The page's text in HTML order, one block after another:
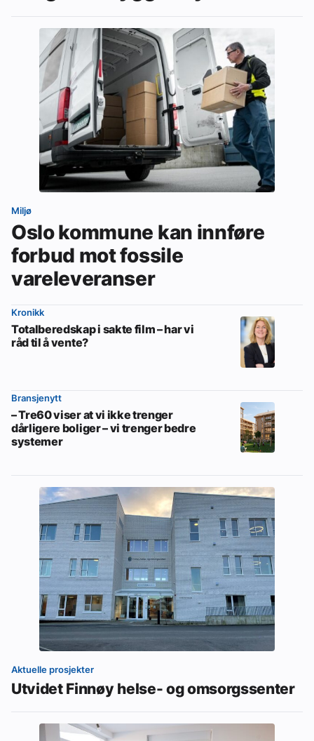
Miljø
Oslo kommune kan innføre
forbud mot fossile
vareleveranser
Kronikk
Totalberedskap i sakte film – har vi
råd til å vente?
Bransjenytt
– Tre60 viser at vi ikke trenger
dårligere boliger – vi trenger bedre
systemer
Aktuelle prosjekter
Utvidet Finnøy helse- og omsorgssenter